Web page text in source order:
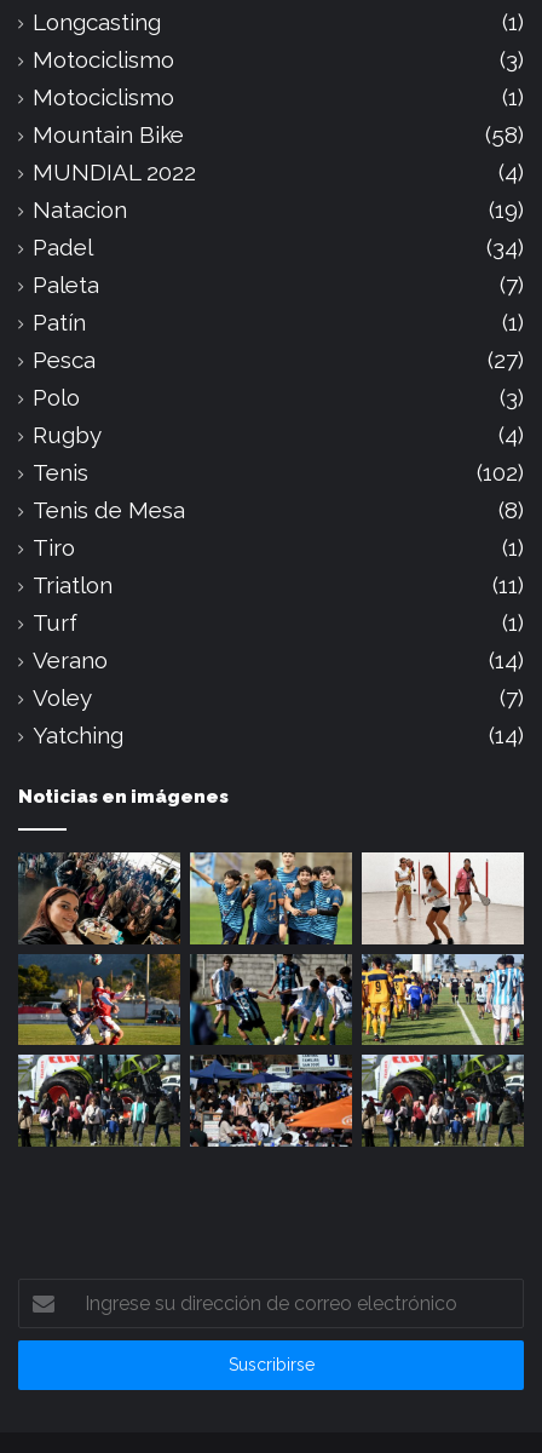
Longcasting
(1)
Motociclismo
(3)
Motociclismo
(1)
Mountain Bike
(58)
MUNDIAL 2022
(4)
Natacion
(19)
Padel
(34)
Paleta
(7)
Patín
(1)
Pesca
(27)
Polo
(3)
Rugby
(4)
Tenis
(102)
Tenis de Mesa
(8)
Tiro
(1)
Triatlon
(11)
Turf
(1)
Verano
(14)
Voley
(7)
Yatching
(14)
Noticias en imágenes
Ingrese
su
dirección
correo